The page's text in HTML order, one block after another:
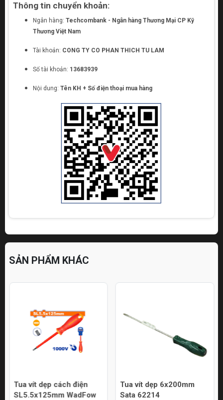
Thông tin chuyển khoản:
Ngân hàng: Techcombank - Ngân hàng Thương Mại CP Kỹ
Thương Việt Nam
Tài khoản: CONG TY CO PHAN THICH TU LAM
Số tài khoản: 13683939
Nội dung: Tên KH + Số điện thoại mua hàng
SẢN PHẨM KHÁC
Tua vít dẹp cách điện
SL5.5x125mm WadFow
Tua vít dẹp 6x200mm
Sata 62214